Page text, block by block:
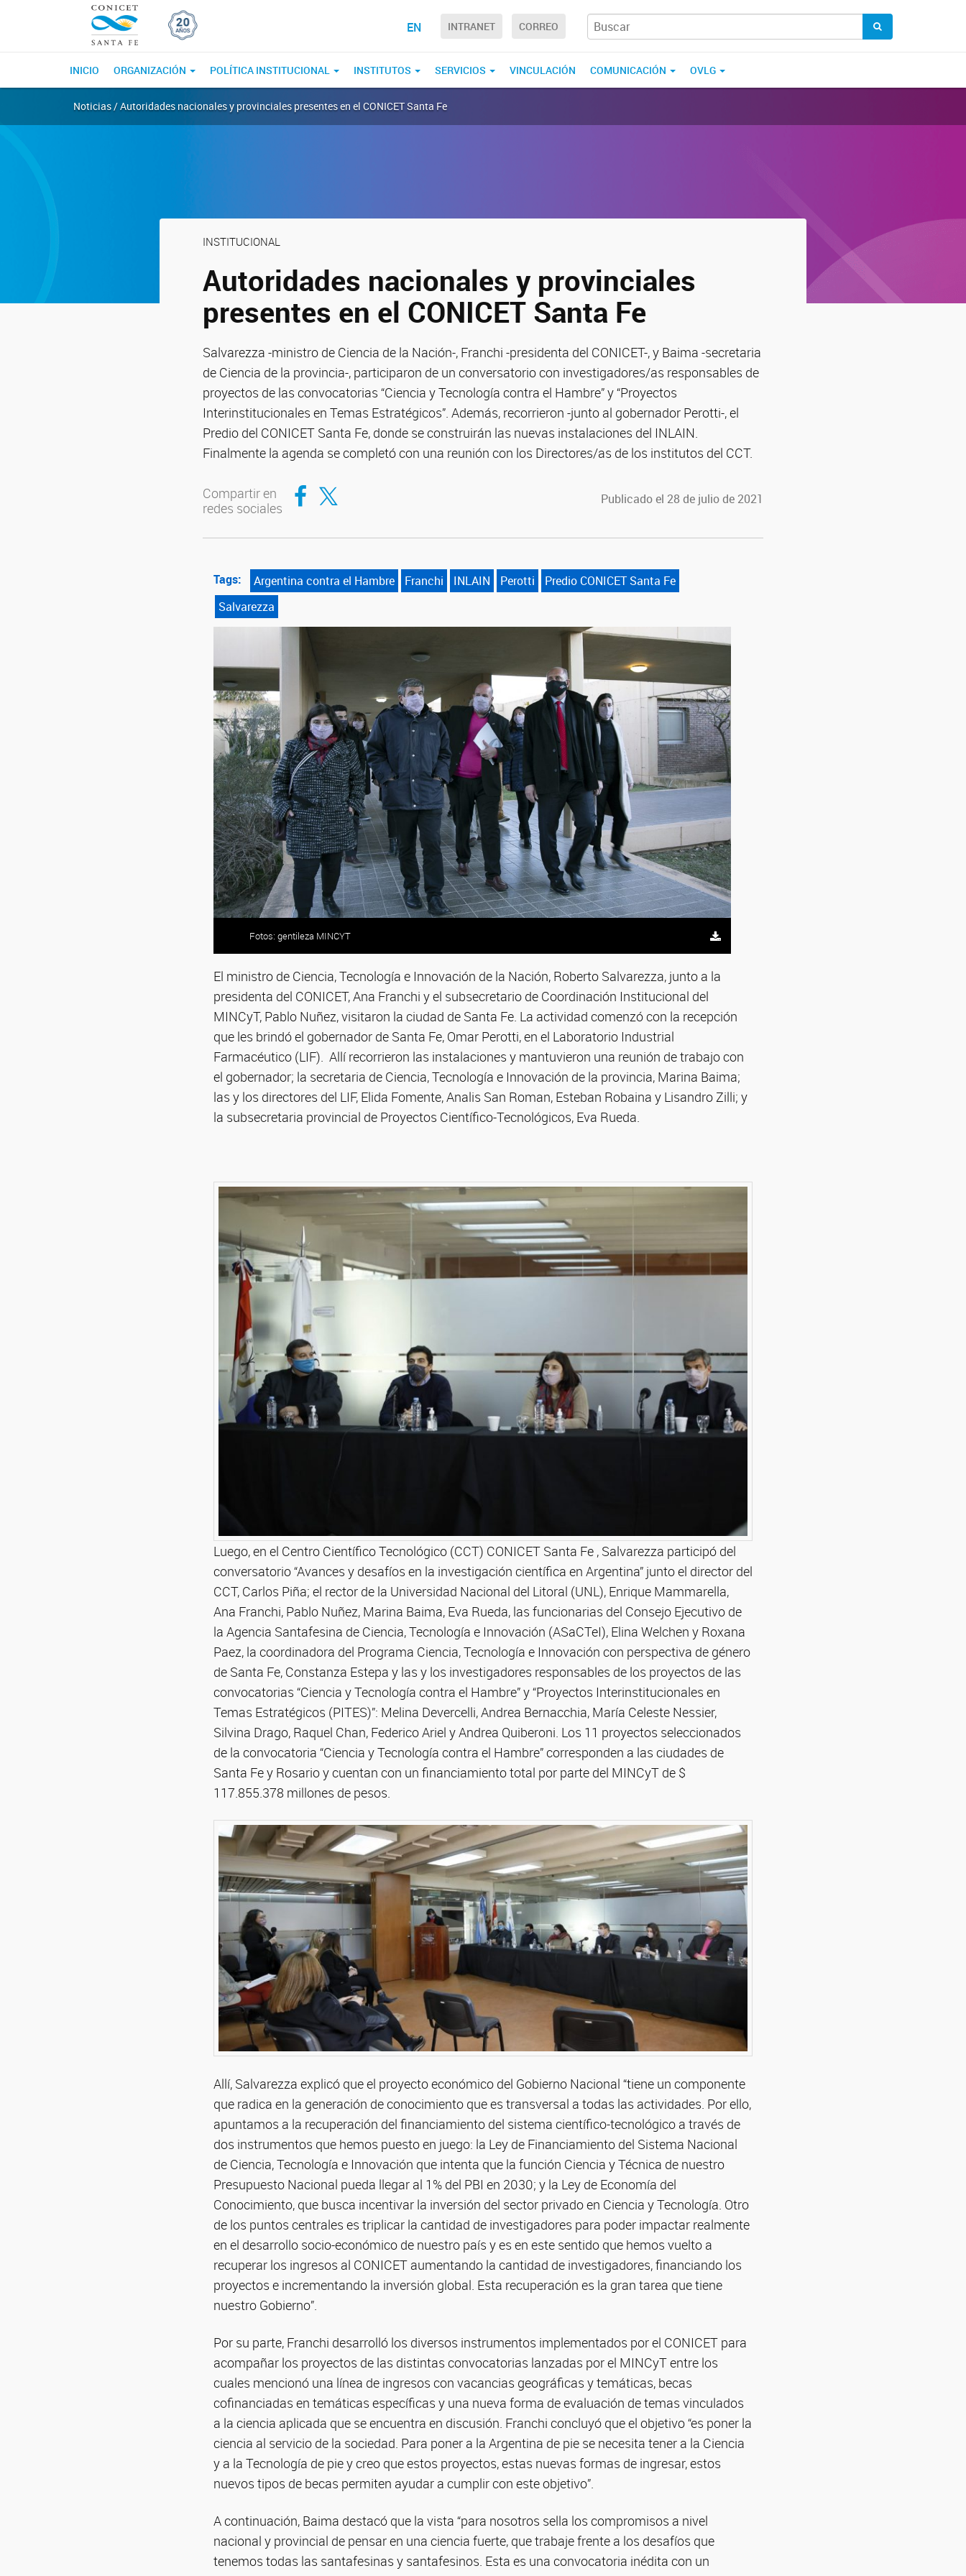
EN INTRANET CORREO
INICIO ORGANIZACIÓN POLÍTICA INSTITUCIONAL INSTITUTOS SERVICIOS VINCULACIÓN COMUNICACIÓN OVLG
Noticias / Autoridades nacionales y provinciales presentes en el CONICET Santa Fe
INSTITUCIONAL
Autoridades nacionales y provinciales
presentes en el CONICET Santa Fe
Salvarezza -ministro de Ciencia de la Nación-, Franchi -presidenta del CONICET-, y Baima -secretaria
de Ciencia de la provincia-, participaron de un conversatorio con investigadores/as responsables de
proyectos de las convocatorias “Ciencia y Tecnología contra el Hambre” y “Proyectos
Interinstitucionales en Temas Estratégicos”. Además, recorrieron -junto al gobernador Perotti-, el
Predio del CONICET Santa Fe, donde se construirán las nuevas instalaciones del INLAIN.
Finalmente la agenda se completó con una reunión con los Directores/as de los institutos del CCT.
Compartir en
redes sociales
Compartir en Facebook
Compartir en Twitter Publicado el 28 de julio de 2021
Tags: Argentina contra el Hambre Franchi INLAIN Perotti
Predio CONICET Santa Fe
Salvarezza
Fotos: gentileza MINCYT
El ministro de Ciencia, Tecnología e Innovación de la Nación, Roberto Salvarezza, junto a la
presidenta del CONICET, Ana Franchi y el subsecretario de Coordinación Institucional del
MINCyT, Pablo Nuñez, visitaron la ciudad de Santa Fe. La actividad comenzó con la recepción
que les brindó el gobernador de Santa Fe, Omar Perotti, en el Laboratorio Industrial
Farmacéutico (LIF). Allí recorrieron las instalaciones y mantuvieron una reunión de trabajo con
el gobernador; la secretaria de Ciencia, Tecnología e Innovación de la provincia, Marina Baima;
las y los directores del LIF, Elida Fomente, Analis San Roman, Esteban Robaina y Lisandro Zilli; y
la subsecretaria provincial de Proyectos Científico-Tecnológicos, Eva Rueda.
Luego, en el Centro Científico Tecnológico (CCT) CONICET Santa Fe , Salvarezza participó del
conversatorio “Avances y desafíos en la investigación científica en Argentina” junto el director del
CCT, Carlos Piña; el rector de la Universidad Nacional del Litoral (UNL), Enrique Mammarella,
Ana Franchi, Pablo Nuñez, Marina Baima, Eva Rueda, las funcionarias del Consejo Ejecutivo de
la Agencia Santafesina de Ciencia, Tecnología e Innovación (ASaCTeI), Elina Welchen y Roxana
Paez, la coordinadora del Programa Ciencia, Tecnología e Innovación con perspectiva de género
de Santa Fe, Constanza Estepa y las y los investigadores responsables de los proyectos de las
convocatorias “Ciencia y Tecnología contra el Hambre” y “Proyectos Interinstitucionales en
Temas Estratégicos (PITES)”: Melina Devercelli, Andrea Bernacchia, María Celeste Nessier,
Silvina Drago, Raquel Chan, Federico Ariel y Andrea Quiberoni. Los 11 proyectos seleccionados
de la convocatoria “Ciencia y Tecnología contra el Hambre” corresponden a las ciudades de
Santa Fe y Rosario y cuentan con un financiamiento total por parte del MINCyT de $
117.855.378 millones de pesos.
Allí, Salvarezza explicó que el proyecto económico del Gobierno Nacional “tiene un componente
que radica en la generación de conocimiento que es transversal a todas las actividades. Por ello,
apuntamos a la recuperación del financiamiento del sistema científico-tecnológico a través de
dos instrumentos que hemos puesto en juego: la Ley de Financiamiento del Sistema Nacional
de Ciencia, Tecnología e Innovación que intenta que la función Ciencia y Técnica de nuestro
Presupuesto Nacional pueda llegar al 1% del PBI en 2030; y la Ley de Economía del
Conocimiento, que busca incentivar la inversión del sector privado en Ciencia y Tecnología. Otro
de los puntos centrales es triplicar la cantidad de investigadores para poder impactar realmente
en el desarrollo socio-económico de nuestro país y es en este sentido que hemos vuelto a
recuperar los ingresos al CONICET aumentando la cantidad de investigadores, financiando los
proyectos e incrementando la inversión global. Esta recuperación es la gran tarea que tiene
nuestro Gobierno”.
Por su parte, Franchi desarrolló los diversos instrumentos implementados por el CONICET para
acompañar los proyectos de las distintas convocatorias lanzadas por el MINCyT entre los
cuales mencionó una línea de ingresos con vacancias geográficas y temáticas, becas
cofinanciadas en temáticas específicas y una nueva forma de evaluación de temas vinculados
a la ciencia aplicada que se encuentra en discusión. Franchi concluyó que el objetivo “es poner la
ciencia al servicio de la sociedad. Para poner a la Argentina de pie se necesita tener a la Ciencia
y a la Tecnología de pie y creo que estos proyectos, estas nuevas formas de ingresar, estos
nuevos tipos de becas permiten ayudar a cumplir con este objetivo”.
A continuación, Baima destacó que la vista “para nosotros sella los compromisos a nivel
nacional y provincial de pensar en una ciencia fuerte, que trabaje frente a los desafíos que
tenemos todas las santafesinas y santafesinos. Esta es una convocatoria inédita con un